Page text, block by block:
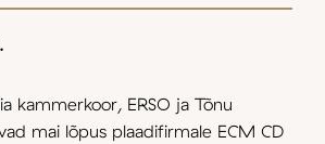
kammerkoor, ERSO ja Tõnu
mai lõpus plaadifirmale ECM CD